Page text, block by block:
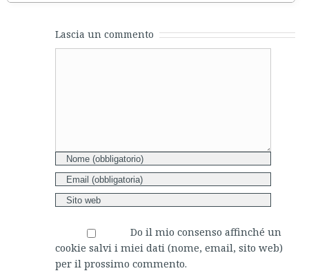
Lascia un commento
Do il mio consenso affinché un
cookie salvi i miei dati (nome, email, sito web)
per il prossimo commento.